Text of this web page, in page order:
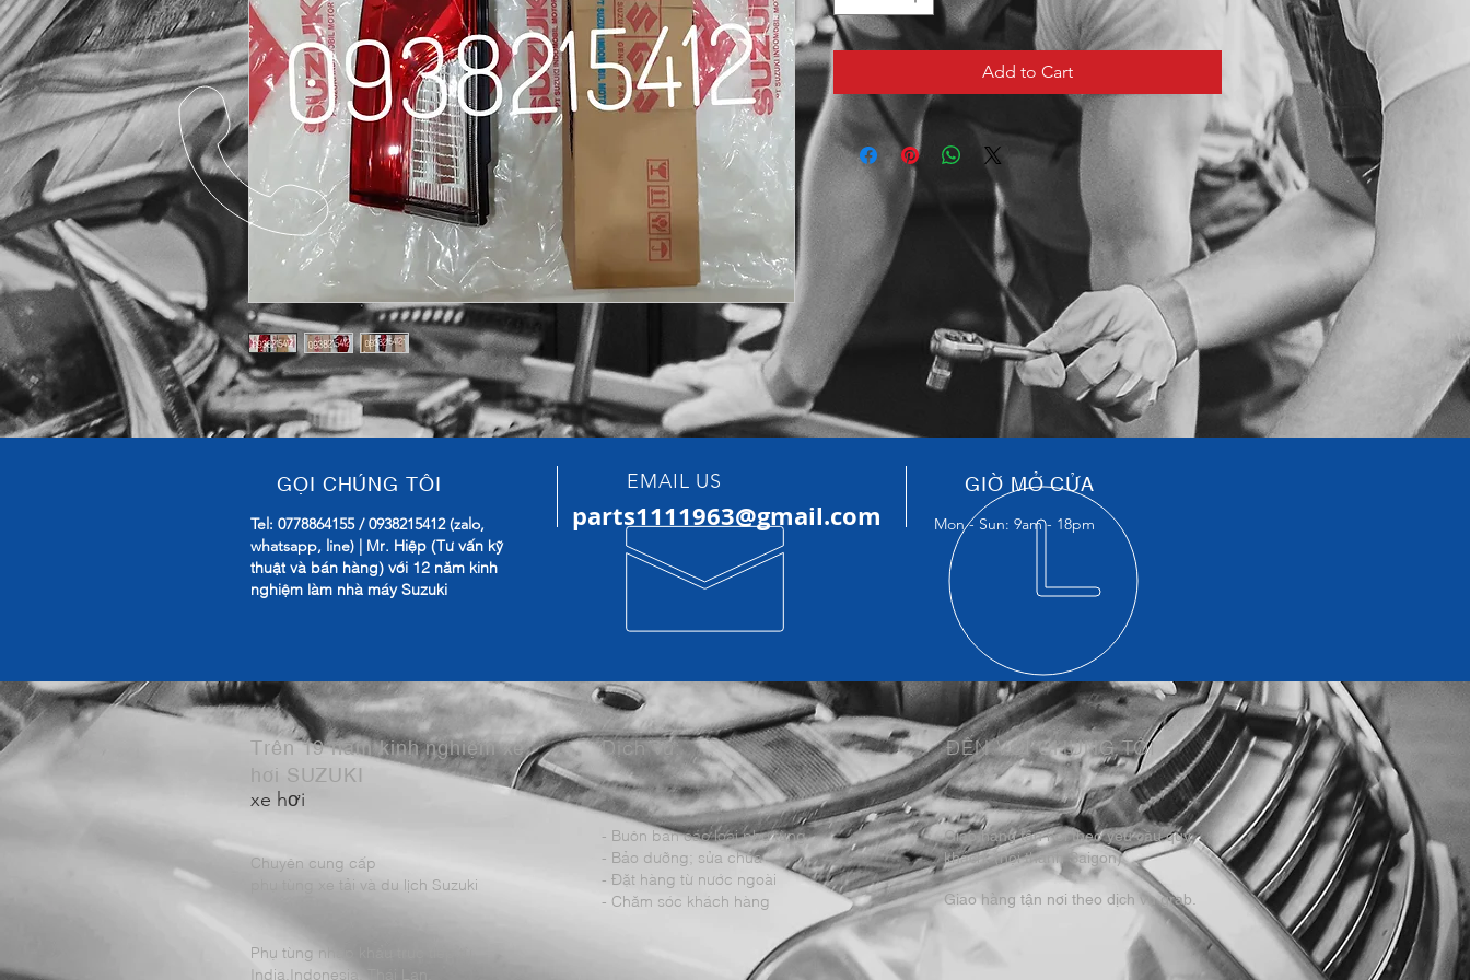
Add to Cart
GỌI CHÚNG TÔI
Tel: 0778864155 / 0938215412 (zalo,
whatsapp, line) | Mr. Hiệp (Tư vấn kỹ
thuật và bán hàng) với 12 năm kinh
nghiệm làm nhà máy Suzuki
EMAIL US
parts1111963@gmail.com
GIỜ MỞ CỬA
Mon - Sun: 9am - 18pm​
Trên 19 năm kinh nghiệm xe
hơi SUZUKI
xe hơi
Chuyên cung cấp
phụ tùng xe tải và du lịch Suzuki
Dịch vụ: ĐẾN VỚI CHÚNG TÔI
- Buôn bán các loại phụ tùng
- Bảo dưỡng; sửa chữa
- Đặt hàng từ nước ngoài
- Chăm sóc khách hàng
Giao hàng tận nơi theo yêu cầu quý
khách. (nội thành Saigon)
Giao hàng tận nơi theo dịch vụ grab.
Phụ tùng nhập khẩu trực tiếp từ
India,Indonesia, Thái Lan,